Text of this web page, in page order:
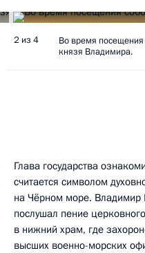
2 из 4
Во время посещения
князя Владимира.
Глава государства
считается символом
на Чёрном море. Владимир
послушал пение
в нижний храм, где
высших военно-морских